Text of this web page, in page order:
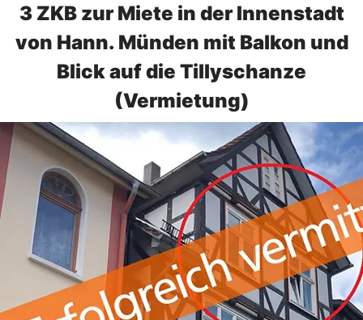
3 ZKB zur Miete in der Innenstadt
von Hann. Münden mit Balkon und
Blick auf die Tillyschanze
(Vermietung)